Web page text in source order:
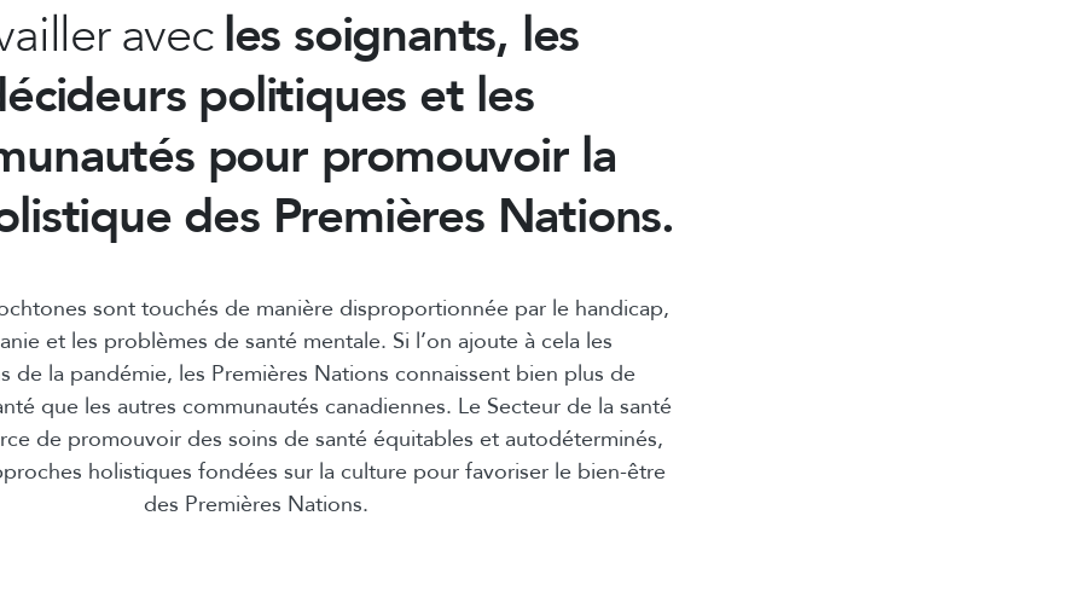
avecles soignants, les
politiques et les
pour promouvoir la
des Premières Nations.
sont touchés de manière disproportionnée par le handicap,
et les problèmes de santé mentale. Si l’on ajoute à cela les
de la pandémie, les Premières Nations connaissent bien plus de
que les autres communautés canadiennes. Le Secteur de la santé
de promouvoir des soins de santé équitables et autodéterminés,
holistiques fondées sur la culture pour favoriser le bien-être
des Premières Nations.